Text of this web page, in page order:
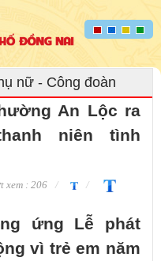
nữ - Công đoàn
An Lộc ra
niên tình
xem : 206
ứng Lễ phát
vì trẻ em năm